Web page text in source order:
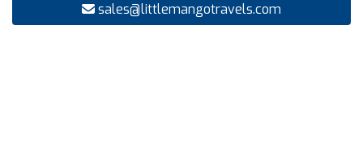
sales@littlemangotravels.com